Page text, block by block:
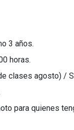
3 años.
horas.
clases agosto) /
para quienes